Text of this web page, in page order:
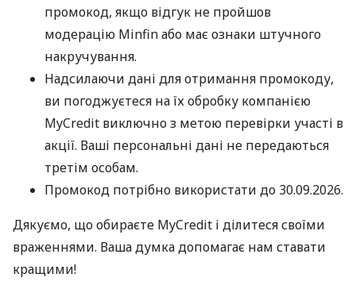
промокод, якщо відгук не пройшов
модерацію Minfin або має ознаки штучного
накручування.
Надсилаючи дані для отримання промокоду,
ви погоджуєтеся на їх обробку компанією
MyCredit виключно з метою перевірки участі в
акції. Ваші персональні дані не передаються
третім особам.
Промокод потрібно використати до 30.09.2026.
Дякуємо, що обираєте MyCredit і ділитеся своїми
враженнями. Ваша думка допомагає нам ставати
кращими!